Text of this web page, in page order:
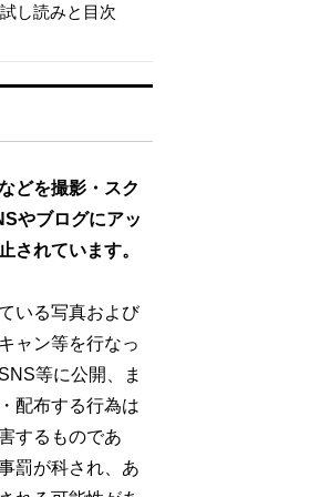
し読みと目次
どを撮影・スク
やブログにアッ
されています。
いる写真および
ャン等を行なっ
等に公開、ま
配布する行為は
するものであ
罰が科され、あ